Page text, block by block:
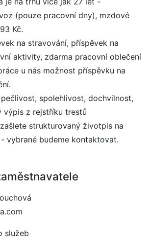
(pouze pracovní dny), mzdové
Kč.
na stravování, příspěvek na
aktivity, zdarma pracovní oblečení
u nás možnost příspěvku na
pečlivost, spolehlivost, dochvilnost,
výpis z rejstříku trestů
strukturovaný životpis na
vybrané budeme kontaktovat.
služeb